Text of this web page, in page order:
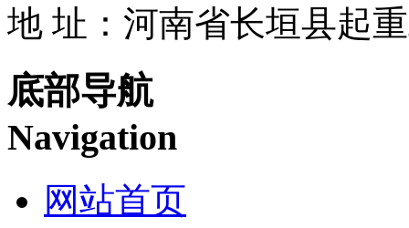
地 址：河南省长垣县起
底部导航
Navigation
网站首页